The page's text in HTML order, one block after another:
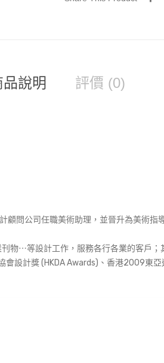
品說明 評價 (0)
問公司任職美術助理，並晉升為美術
物⋯等設計工作，服務各行各業的客戶
設計獎 (HKDA Awards)、香港2009東